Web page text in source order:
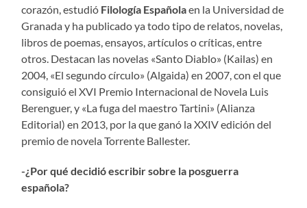
corazón, estudió Filología Españolaen la Universidad de
Granada y ha publicado ya todo tipo de relatos, novelas,
libros de poemas, ensayos, artículos o críticas, entre
otros. Destacan las novelas «Santo Diablo» (Kailas) en
2004, «El segundo círculo» (Algaida) en 2007, con el que
consiguió el XVI Premio Internacional de Novela Luis
Berenguer, y «La fuga del maestro Tartini» (Alianza
Editorial) en 2013, por la que ganó la XXIV edición del
premio de novela Torrente Ballester.
-¿Por qué decidió escribir sobre la posguerra
española?